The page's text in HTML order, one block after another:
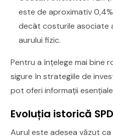
este de aproximativ
decât costurile asociate
aurului fizic.
Pentru a înțelege mai bine
sigure în strategiile de
pot oferi informații
Evoluția istorică
Aurul este adesea văzut